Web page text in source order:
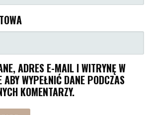
ADRES E-MAIL I WITRYNĘ W
ABY WYPEŁNIĆ DANE PODCZAS
KOMENTARZY.